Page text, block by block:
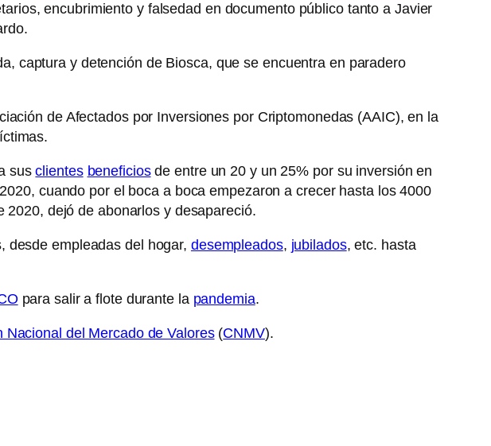
encubrimiento y falsedad en documento público tanto a Javier
captura y detención de Biosca, que se encuentra en paradero
de Afectados por Inversiones por Criptomonedas (AAIC), en la
susclientes beneficiosde entre un 20 y un 25% por su inversión en
cuando por el boca a boca empezaron a crecer hasta los 4000
dejó de abonarlos y desapareció.
empleadas del hogar, desempleados, jubilados, etc. hasta
para salir a flote durante la pandemia.
Nacional del Mercado de Valores(CNMV).